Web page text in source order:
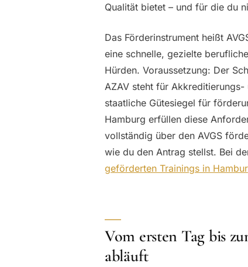
Qualität bietet – und für die du
Das Förderinstrument heißt
eine schnelle, gezielte
Hürden. Voraussetzung: Der
AZAV steht für
staatliche Gütesiegel für
Hamburg erfüllen diese
vollständig über den AVGS
wie du den Antrag stellst. Bei
geförderten Trainings in
Vom ersten Tag bis
abläuft